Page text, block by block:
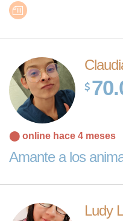
⬤ online hace 4 meses
Amante a los
Ludy